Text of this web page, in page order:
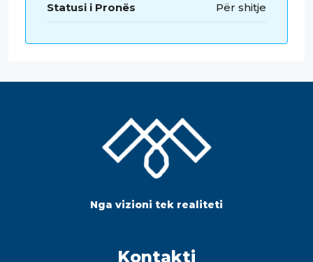
Statusi i Pronës Për shitje
Nga vizioni tek realiteti
Kontakti